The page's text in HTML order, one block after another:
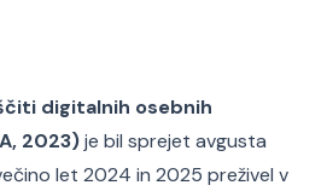
digitalnih osebnih
2023)je bil sprejet avgusta
let 2024 in 2025 preživel v